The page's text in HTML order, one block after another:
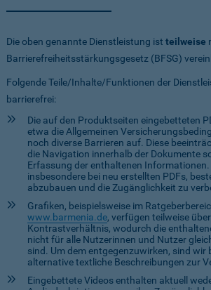
Die oben genannte Dienstleistung ist teilweise
Barrierefreiheitsstärkungsgesetz (BFSG)
Folgende Teile/Inhalte/Funktionen der
barrierefrei:
Die auf den Produktseiten eingebetteten
etwa die Allgemeinen
noch diverse Barrieren auf. Diese
die Navigation innerhalb der Dokumente
Erfassung der enthaltenen Informationen.
insbesondere bei neu erstellten PDFs,
abzubauen und die Zugänglichkeit zu
Grafiken, beispielsweise im
www.barmenia.de, verfügen teilweise
Kontrastverhältnis, wodurch die
nicht für alle Nutzerinnen und Nutzer
sind. Um dem entgegenzuwirken, sind wir
alternative textliche Beschreibungen zur
Eingebettete Videos enthalten aktuell